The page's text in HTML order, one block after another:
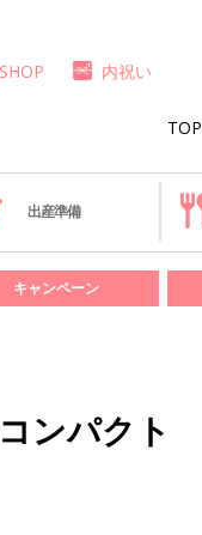
TOP
SHOP 内祝い
出産準備
キャンペーン
ンパクト